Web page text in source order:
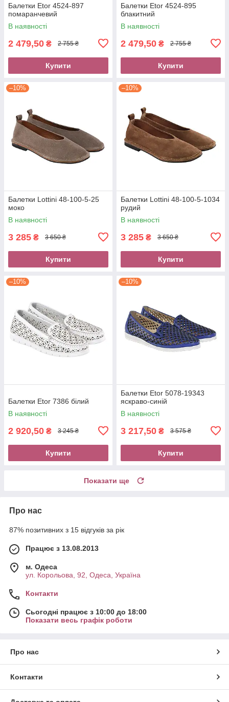
Балетки Etor 4524-897
помаранчевий
В наявності
2 479,50 ₴ 2 755 ₴
Купити
Балетки Etor 4524-895
блакитний
В наявності
2 479,50 ₴ 2 755 ₴
Купити
–10%
Балетки Lottini 48-100-5-25
моко
В наявності
3 285 ₴ 3 650 ₴
Купити
–10%
Балетки Lottini 48-100-5-1034
рудий
В наявності
3 285 ₴ 3 650 ₴
Купити
–10%
Балетки Etor 7386 білий
В наявності
2 920,50 ₴ 3 245 ₴
Купити
–10%
Балетки Etor 5078-19343
яскраво-синій
В наявності
3 217,50 ₴ 3 575 ₴
Купити
Показати ще
Про нас
87% позитивних з 15 відгуків за рік
Працює з 13.08.2013
м. Одеса
ул. Корольова, 92, Одеса, Україна
Контакти
Сьогодні працює з 10:00 до 18:00
Показати весь графік роботи
Про нас
Контакти